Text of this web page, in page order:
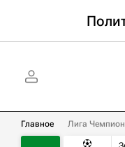
Главное Лига